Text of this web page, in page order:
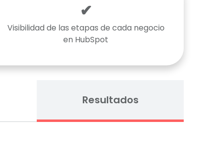
✔
Visibilidad de las etapas de cada negocio
en HubSpot
Resultados